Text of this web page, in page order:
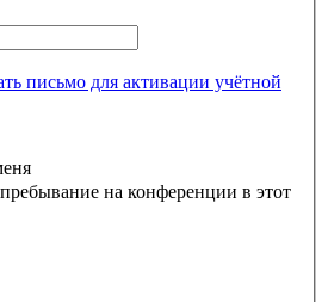
письмо для активации учётной
на конференции в этот